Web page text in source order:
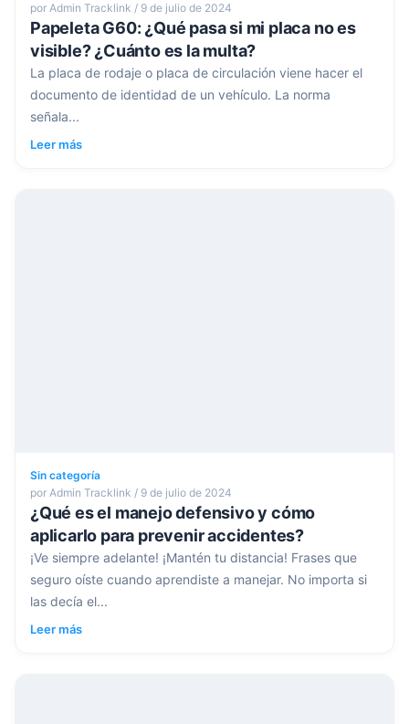
por Admin Tracklink / 9 de julio de 2024
Papeleta G60: ¿Qué pasa si mi placa no es
visible? ¿Cuánto es la multa?
La placa de rodaje o placa de circulación viene hacer el
documento de identidad de un vehículo. La norma
señala...
Leer más
Sin categoría
por Admin Tracklink / 9 de julio de 2024
¿Qué es el manejo defensivo y cómo
aplicarlo para prevenir accidentes?
¡Ve siempre adelante! ¡Mantén tu distancia! Frases que
seguro oíste cuando aprendiste a manejar. No importa si
las decía el...
Leer más